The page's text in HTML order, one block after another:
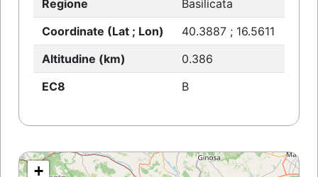
Regione
Basilicata
Coordinate (Lat ; Lon)
40.3887 ; 16.5611
Altitudine (km)
0.386
EC8
B
+